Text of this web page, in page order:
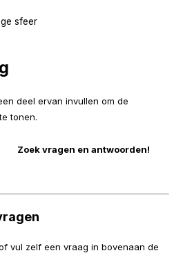
sfeer
deel ervan invullen om de
tonen.
vul zelf een vraag in bovenaan de